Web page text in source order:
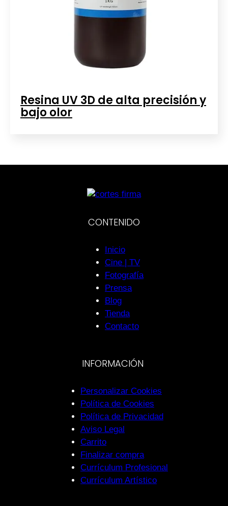
Resina UV 3D de alta precisión y
bajo olor
CONTENIDO
Inicio
Cine | TV
Fotografía
Prensa
Blog
Tienda
Contacto
INFORMACIÓN
Personalizar Cookies
Política de Cookies
Política de Privacidad
Aviso Legal
Carrito
Finalizar compra
Currículum Profesional
Currículum Artístico